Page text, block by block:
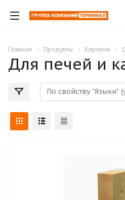
Главная Продукты Кирпичи
Для печей и